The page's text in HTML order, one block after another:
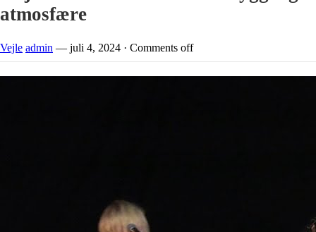
atmosfære
Vejle admin — juli 4, 2024 · Comments off